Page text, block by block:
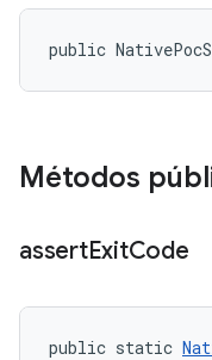
public
Métodos
assertExitCode
public static